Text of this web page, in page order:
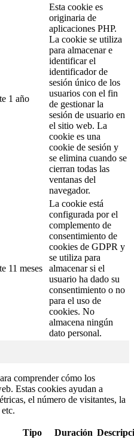
1 año
Esta cookie es
originaria de
aplicaciones PHP.
La cookie se utiliza
para almacenar e
identificar el
identificador de
sesión único de los
usuarios con el fin
de gestionar la
sesión de usuario en
el sitio web. La
cookie es una
cookie de sesión y
se elimina cuando se
cierran todas las
ventanas del
navegador.
11 meses
La cookie está
configurada por el
complemento de
consentimiento de
cookies de GDPR y
se utiliza para
almacenar si el
usuario ha dado su
consentimiento o no
para el uso de
cookies. No
almacena ningún
dato personal.
comprender cómo los
Estas cookies ayudan a
el número de visitantes, la
Tipo Duración